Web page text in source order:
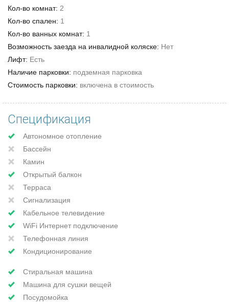
Кол-во комнат: 2
Кол-во спален: 1
Кол-во ванных комнат: 1
Возможность заезда на инвалидной коляске: Нет
Лифт: Есть
Наличие парковки: подземная парковка
Стоимость парковки: включена в стоимость
Спецификация
Автономное отопление
Бассейн
Камин
Открытый балкон
Терраса
Сигнализация
Кабельное телевидение
WiFi Интернет подключение
Телефонная линия
Кондиционирование
Стиральная машина
Машина для сушки вещей
Посудомойка